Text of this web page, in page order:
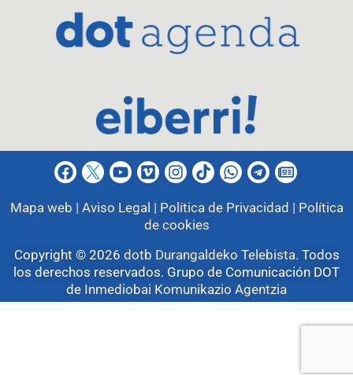
Mapa web | Aviso Legal | Política de Privacidad | Política
de cookies
Copyright © 2026 dotb Durangaldeko Telebista. Todos
los derechos reservados. Grupo de Comunicación DOT
de Inmediobai Komunikazio Agentzia